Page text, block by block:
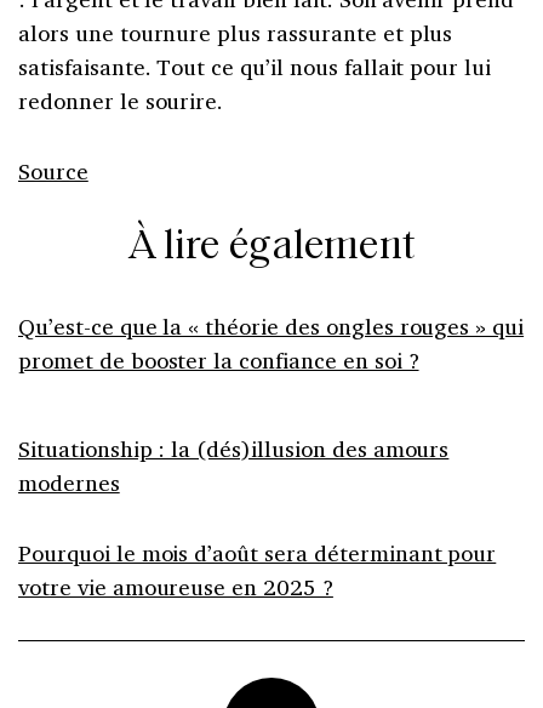
alors une tournure plus rassurante et plus
satisfaisante. Tout ce qu’il nous fallait pour lui
redonner le sourire.
Source
À lire également
Qu’est-ce que la « théorie des ongles rouges » qui
promet de booster la confiance en soi ?
Situationship : la (dés)illusion des amours
modernes
Pourquoi le mois d’août sera déterminant pour
votre vie amoureuse en 2025 ?